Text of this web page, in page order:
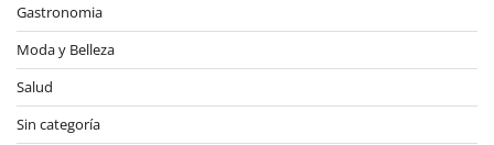
Gastronomia
Moda y Belleza
Salud
Sin categoría